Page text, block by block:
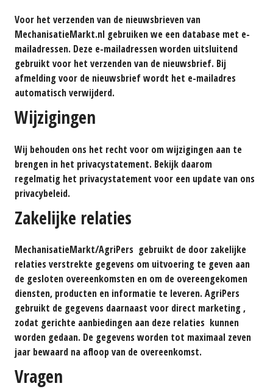
Voor het verzenden van de nieuwsbrieven van
MechanisatieMarkt.nl gebruiken we een database met e-
mailadressen. Deze e-mailadressen worden uitsluitend
gebruikt voor het verzenden van de nieuwsbrief. Bij
afmelding voor de nieuwsbrief wordt het e-mailadres
automatisch verwijderd.
Wijzigingen
Wij behouden ons het recht voor om wijzigingen aan te
brengen in het privacystatement. Bekijk daarom
regelmatig het privacystatement voor een update van ons
privacybeleid.
Zakelijke relaties
MechanisatieMarkt/AgriPers gebruikt de door zakelijke
relaties verstrekte gegevens om uitvoering te geven aan
de gesloten overeenkomsten en om de overeengekomen
diensten, producten en informatie te leveren. AgriPers
gebruikt de gegevens daarnaast voor direct marketing ,
zodat gerichte aanbiedingen aan deze relaties kunnen
worden gedaan. De gegevens worden tot maximaal zeven
jaar bewaard na afloop van de overeenkomst.
Vragen